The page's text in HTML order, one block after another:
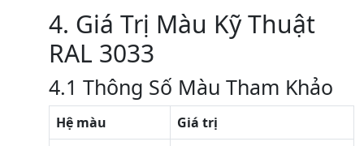
4. Giá Trị Màu Kỹ Thuật
RAL 3033
4.1 Thông Số Màu Tham Khảo
Hệ màu
Giá trị